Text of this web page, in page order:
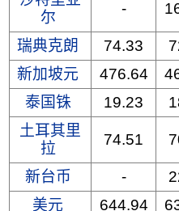
尔
-
瑞典克朗 74.33
新加坡元
476.64
泰国铢
19.23
土耳其里
拉
74.51
新台币 -
美元
644.94